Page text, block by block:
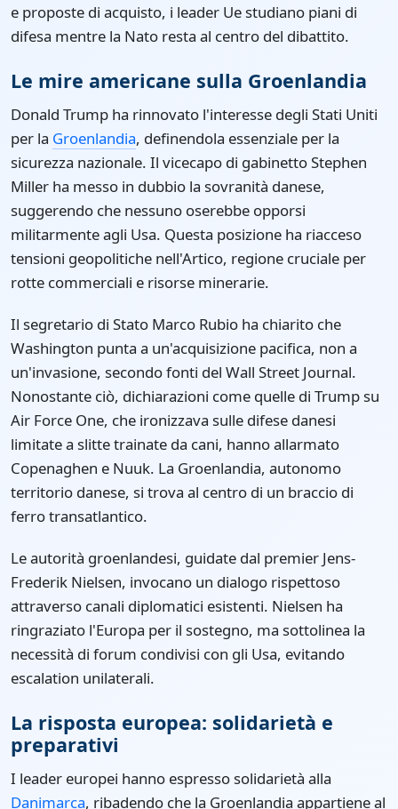
e proposte di acquisto, i leader Ue studiano piani di
difesa mentre la Nato resta al centro del dibattito.
Le mire americane sulla Groenlandia
Donald Trump ha rinnovato l'interesse degli Stati Uniti
per la Groenlandia, definendola essenziale per la
sicurezza nazionale. Il vicecapo di gabinetto Stephen
Miller ha messo in dubbio la sovranità danese,
suggerendo che nessuno oserebbe opporsi
militarmente agli Usa. Questa posizione ha riacceso
tensioni geopolitiche nell'Artico, regione cruciale per
rotte commerciali e risorse minerarie.
Il segretario di Stato Marco Rubio ha chiarito che
Washington punta a un'acquisizione pacifica, non a
un'invasione, secondo fonti del Wall Street Journal.
Nonostante ciò, dichiarazioni come quelle di Trump su
Air Force One, che ironizzava sulle difese danesi
limitate a slitte trainate da cani, hanno allarmato
Copenaghen e Nuuk. La Groenlandia, autonomo
territorio danese, si trova al centro di un braccio di
ferro transatlantico.
Le autorità groenlandesi, guidate dal premier Jens-
Frederik Nielsen, invocano un dialogo rispettoso
attraverso canali diplomatici esistenti. Nielsen ha
ringraziato l'Europa per il sostegno, ma sottolinea la
necessità di forum condivisi con gli Usa, evitando
escalation unilaterali.
La risposta europea: solidarietà e
preparativi
I leader europei hanno espresso solidarietà alla
Danimarca, ribadendo che la Groenlandia appartiene al